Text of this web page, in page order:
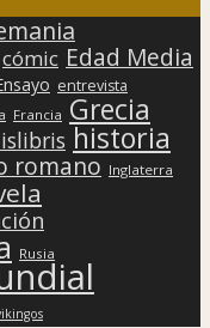
cómic Edad Media
entrevista
Francia Grecia
historia
romano Inglaterra
Rusia